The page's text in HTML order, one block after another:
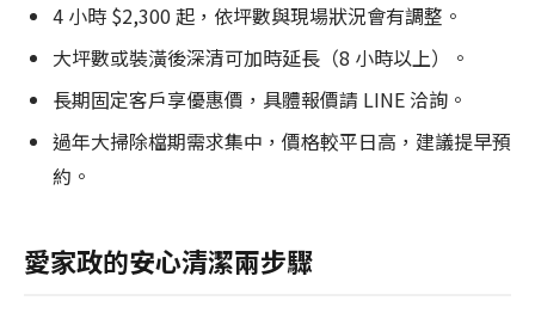
4 小時 $2,300 起，依坪數與現場狀況會有調整。
大坪數或裝潢後深清可加時延長（8 小時以上）。
長期固定客戶享優惠價，具體報價請 LINE 洽詢。
過年大掃除檔期需求集中，價格較平日高，建議提早預
約。
愛家政的安心清潔兩步驟